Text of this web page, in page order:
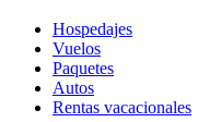
Hospedajes
Vuelos
Paquetes
Autos
Rentas vacacionales